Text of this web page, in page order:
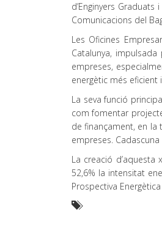
d’Enginyers Graduats
Comunicacions del
Les Oficines
Catalunya,
empreses,
energètic més eficient
La seva funció
com fomentar
de finançament, en
empreses.
La creació
52,6% la intensitat
Prospectiva